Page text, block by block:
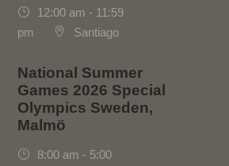
12:00 am - 11:59
pm
Santiago
National Summer
Games 2026 Special
Olympics Sweden,
Malmö
8:00 am - 5:00